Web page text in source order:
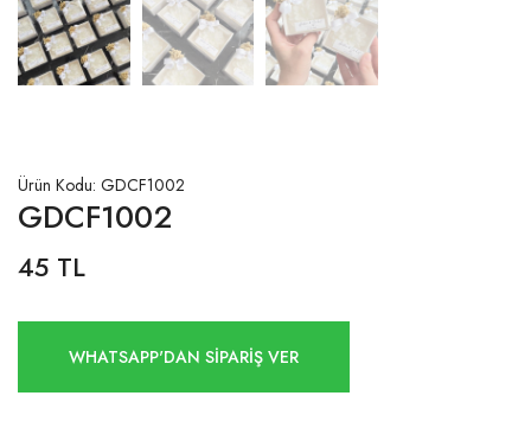
Ürün Kodu: GDCF1002
GDCF1002
45 TL
WHATSAPP'DAN SİPARİŞ VER